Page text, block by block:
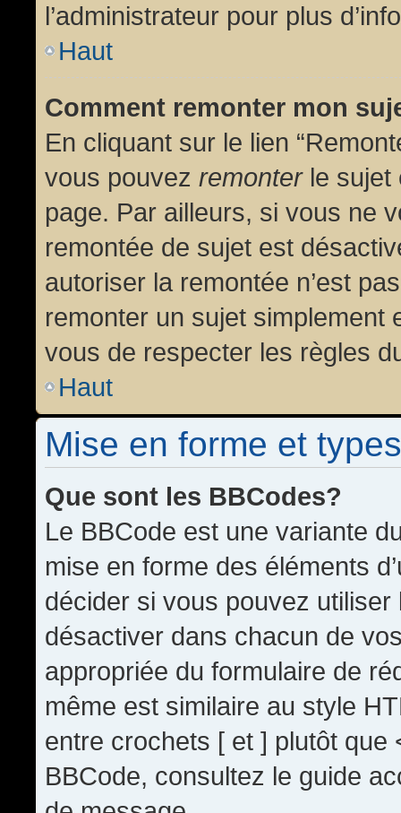
l’administrateur pour plus
Haut
Comment remonter mon
En cliquant sur le lien
vous pouvez remonterle sujet
page. Par ailleurs, si vous ne
remontée de sujet est
autoriser la remontée n’est
remonter un sujet simplement
vous de respecter les règles
Haut
Mise en forme et
Que sont les BBCodes?
Le BBCode est une variante
mise en forme des éléments
décider si vous pouvez
désactiver dans chacun de
appropriée du formulaire de
même est similaire au style
entre crochets [ et ] plutôt que
BBCode, consultez le guide